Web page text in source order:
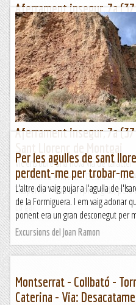
Aferrament insegur, 7a
Sant Llorenç de Montgai
Vic ens obre una nova via de
La trobareu entre la "Desilusió" i la
Titaponio". Està ben protegida, però
Lo gall
Aferrament insegur, 7a
Vic ens obre una nova via de
La trobareu entre la "Desilusió" i la
Titaponio". Està ben protegida, però
Lo gall
Per les agulles de sant
perdent-me per trobar-me
L'altre dia vaig pujar a l'agulla de
de la Formiguera. I em vaig adonar
ponent era un gran desconegut per
Excursions del Joan Ramon
Montserrat - Collbató -
Caterina - Via: